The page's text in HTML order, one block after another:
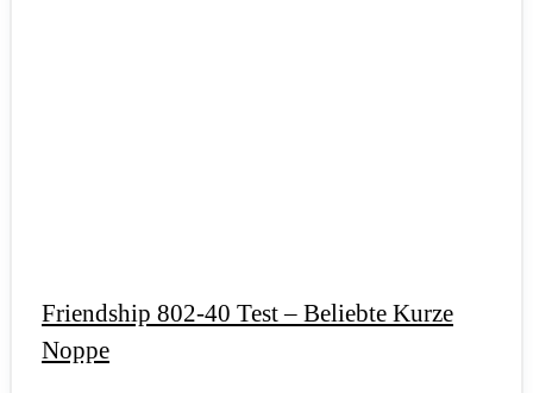
Friendship 802-40 Test – Beliebte Kurze
Noppe